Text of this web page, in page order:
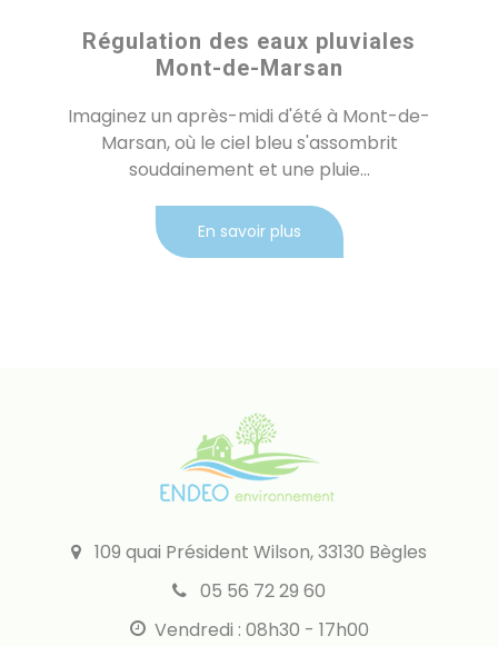
Régulation des eaux pluviales
Mont-de-Marsan
Imaginez un après-midi d'été à Mont-de-
Marsan, où le ciel bleu s'assombrit
soudainement et une pluie...
En savoir plus
109 quai Président Wilson, 33130 Bègles
05 56 72 29 60
Vendredi : 08h30 - 17h00